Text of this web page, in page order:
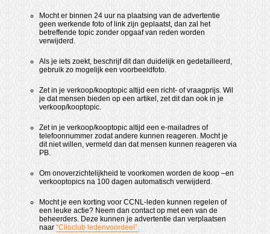
Mocht er binnen 24 uur na plaatsing van de advertentie
geen werkende foto of link zijn geplaatst, dan zal het
betreffende topic zonder opgaaf van reden worden
verwijderd.
Als je iets zoekt, beschrijf dit dan duidelijk en gedetailleerd,
gebruik zo mogelijk een voorbeeldfoto.
Zet in je verkoop/kooptopic altijd een richt- of vraagprijs. Wil
je dat mensen bieden op een artikel, zet dit dan ook in je
verkoop/kooptopic.
Zet in je verkoop/kooptopic altijd een e-mailadres of
telefoonnummer zodat andere kunnen reageren. Mocht je
dit niet willen, vermeld dan dat mensen kunnen reageren via
PB.
Om onoverzichtelijkheid te voorkomen worden de koop –en
verkooptopics na 100 dagen automatisch verwijderd.
Mocht je een korting voor CCNL-leden kunnen regelen of
een leuke actie? Neem dan contact op met een van de
beheerders. Deze kunnen je advertentie dan verplaatsen
naar “Clioclub ledenvoordeel”.